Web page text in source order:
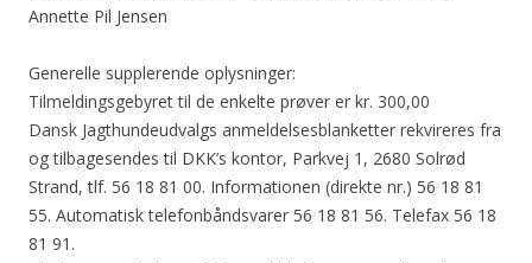
Annette Pil Jensen
Generelle supplerende oplysninger:
Tilmeldingsgebyret til de enkelte prøver er kr. 300,00
Dansk Jagthundeudvalgs anmeldelsesblanketter rekvireres fra
og tilbagesendes til DKK’s kontor, Parkvej 1, 2680 Solrød
Strand, tlf. 56 18 81 00. Informationen (direkte nr.) 56 18 81
55. Automatisk telefonbåndsvarer 56 18 81 56. Telefax 56 18
81 91.